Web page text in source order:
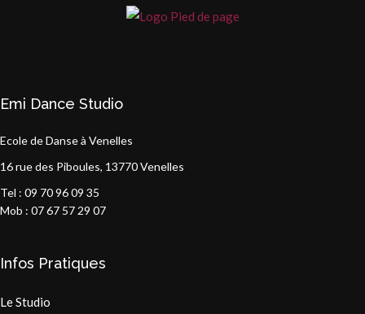
Emi Dance Studio
Ecole de Danse à Venelles
16 rue des Piboules, 13770 Venelles
Tel : 09 70 96 09 35
Mob : 07 67 57 29 07
Infos Pratiques
Le Studio